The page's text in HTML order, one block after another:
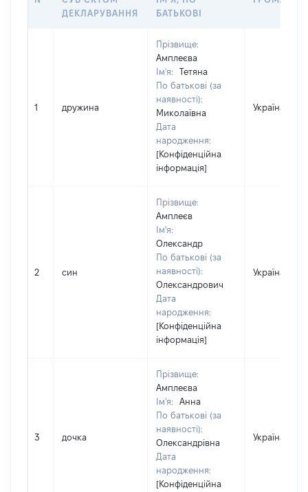
ДЕКЛАРУВАННЯ
БАТЬКОВІ
1 дружина
Прізвище:
Амплеєва
Ім'я:
Тетяна
По батькові (за
наявності):
Миколаївна
Дата
народження:
[Конфіденційна
інформація]
Україна
2 син
Прізвище:
Амплеєв
Ім'я:
Олександр
По батькові (за
наявності):
Олександрович
Дата
народження:
[Конфіденційна
інформація]
Україна
3 дочка
Прізвище:
Амплеєва
Ім'я:
Анна
По батькові (за
наявності):
Олександрівна
Дата
народження:
[Конфіденційна
Україна